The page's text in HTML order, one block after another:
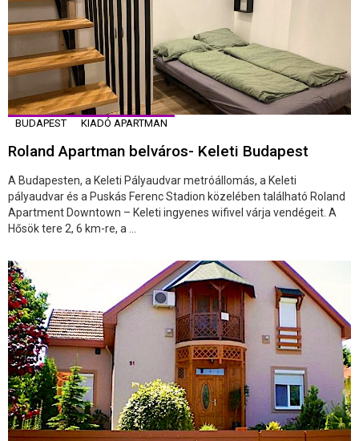
BUDAPEST KIADÓ APARTMAN
Roland Apartman belváros- Keleti Budapest
A Budapesten, a Keleti Pályaudvar metróállomás, a Keleti
pályaudvar és a Puskás Ferenc Stadion közelében található Roland
Apartment Downtown – Keleti ingyenes wifivel várja vendégeit. A
Hősök tere 2, 6 km-re, a ...